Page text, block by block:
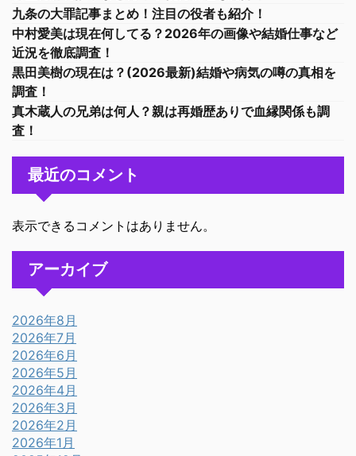
九条の大罪記事まとめ！注目の役者も紹介！
中村愛美は現在何してる？2026年の画像や結婚仕事など
近況を徹底調査！
黒田美樹の現在は？(2026最新)結婚や病気の噂の真相を
調査！
真木蔵人の兄弟は何人？親は再婚歴ありで血縁関係も調
査！
最近のコメント
表示できるコメントはありません。
アーカイブ
2026年8月
2026年7月
2026年6月
2026年5月
2026年4月
2026年3月
2026年2月
2026年1月